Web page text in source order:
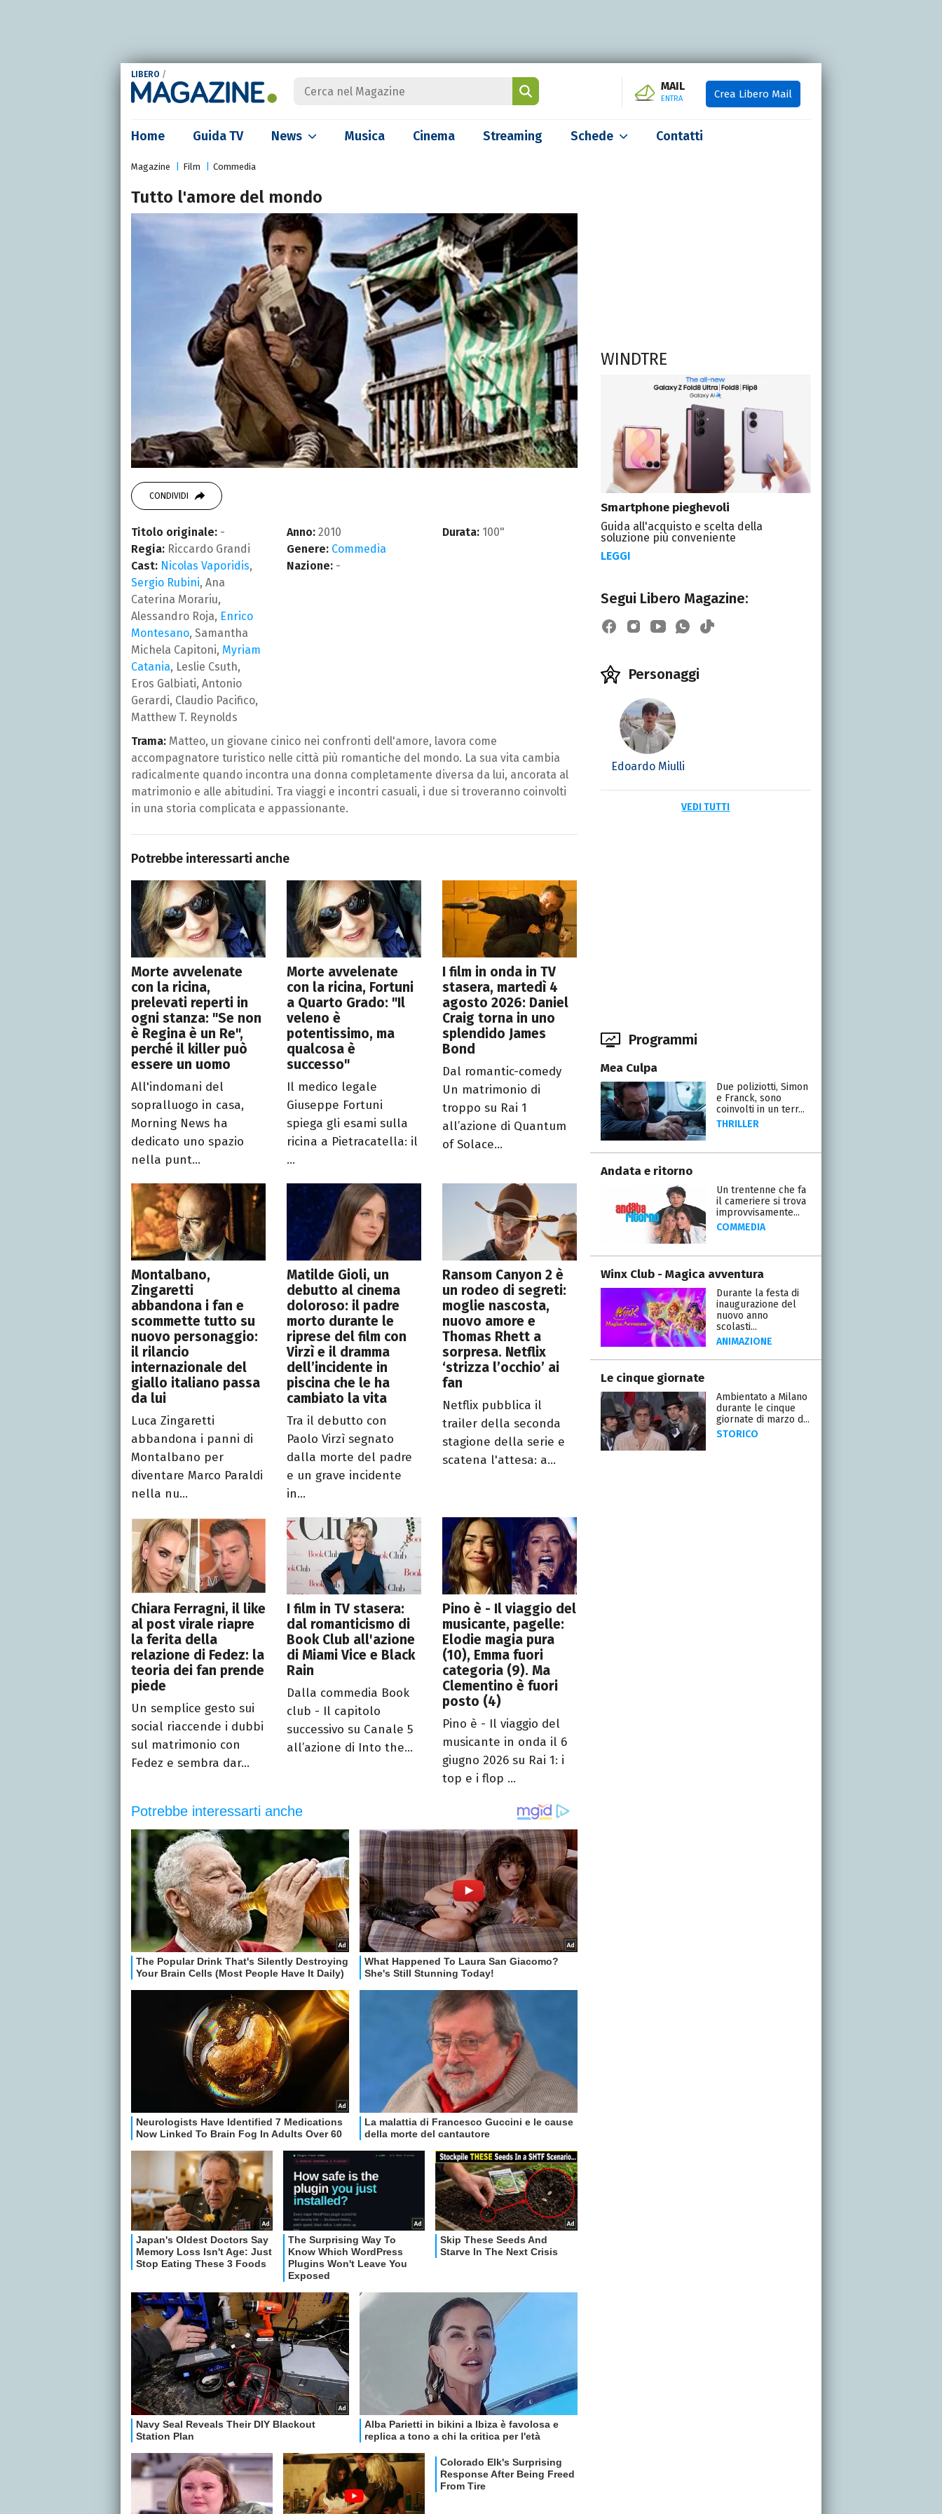
LIBERO /
MAIL
ENTRA Crea Libero Mail
Home Guida TV News Musica Cinema Streaming Schede Contatti
Magazine Film Commedia
Tutto l'amore del mondo
CONDIVIDI
Titolo originale: -
Regia: Riccardo Grandi
Cast: Nicolas Vaporidis,
Sergio Rubini, Ana
Caterina Morariu,
Alessandro Roja, Enrico
Montesano, Samantha
Michela Capitoni, Myriam
Catania, Leslie Csuth,
Eros Galbiati, Antonio
Gerardi, Claudio Pacifico,
Matthew T. Reynolds
Anno: 2010
Genere: Commedia
Nazione: -
Durata: 100"
Trama: Matteo, un giovane cinico nei confronti dell'amore, lavora come
accompagnatore turistico nelle città più romantiche del mondo. La sua vita cambia
radicalmente quando incontra una donna completamente diversa da lui, ancorata al
matrimonio e alle abitudini. Tra viaggi e incontri casuali, i due si troveranno coinvolti
in una storia complicata e appassionante.
Potrebbe interessarti anche
Morte avvelenate
con la ricina,
prelevati reperti in
ogni stanza: "Se non
è Regina è un Re",
perché il killer può
essere un uomo
All'indomani del
sopralluogo in casa,
Morning News ha
dedicato uno spazio
nella punt...
Morte avvelenate
con la ricina, Fortuni
a Quarto Grado: "Il
veleno è
potentissimo, ma
qualcosa è
successo"
Il medico legale
Giuseppe Fortuni
spiega gli esami sulla
ricina a Pietracatella: il
...
I film in onda in TV
stasera, martedì 4
agosto 2026: Daniel
Craig torna in uno
splendido James
Bond
Dal romantic-comedy
Un matrimonio di
troppo su Rai 1
all’azione di Quantum
of Solace...
Montalbano,
Zingaretti
abbandona i fan e
scommette tutto su
nuovo personaggio:
il rilancio
internazionale del
giallo italiano passa
da lui
Luca Zingaretti
abbandona i panni di
Montalbano per
diventare Marco Paraldi
nella nu...
Matilde Gioli, un
debutto al cinema
doloroso: il padre
morto durante le
riprese del film con
Virzì e il dramma
dell’incidente in
piscina che le ha
cambiato la vita
Tra il debutto con
Paolo Virzì segnato
dalla morte del padre
e un grave incidente
in...
Ransom Canyon 2 è
un rodeo di segreti:
moglie nascosta,
nuovo amore e
Thomas Rhett a
sorpresa. Netflix
‘strizza l’occhio’ ai
fan
Netflix pubblica il
trailer della seconda
stagione della serie e
scatena l'attesa: a...
Chiara Ferragni, il like
al post virale riapre
la ferita della
relazione di Fedez: la
teoria dei fan prende
piede
Un semplice gesto sui
social riaccende i dubbi
sul matrimonio con
Fedez e sembra dar...
I film in TV stasera:
dal romanticismo di
Book Club all'azione
di Miami Vice e Black
Rain
Dalla commedia Book
club - Il capitolo
successivo su Canale 5
all’azione di Into the...
Pino è - Il viaggio del
musicante, pagelle:
Elodie magia pura
(10), Emma fuori
categoria (9). Ma
Clementino è fuori
posto (4)
Pino è - Il viaggio del
musicante in onda il 6
giugno 2026 su Rai 1: i
top e i flop ...
WINDTRE
Smartphone pieghevoli
Guida all'acquisto e scelta della
soluzione più conveniente
LEGGI
Segui Libero Magazine:
Personaggi
Edoardo Miulli
VEDI TUTTI
Programmi
Mea Culpa
Due poliziotti, Simon
e Franck, sono
coinvolti in un terr...
THRILLER
Andata e ritorno
Un trentenne che fa
il cameriere si trova
improvvisamente...
COMMEDIA
Winx Club - Magica avventura
Durante la festa di
inaugurazione del
nuovo anno
scolasti...
ANIMAZIONE
Le cinque giornate
Ambientato a Milano
durante le cinque
giornate di marzo d...
STORICO